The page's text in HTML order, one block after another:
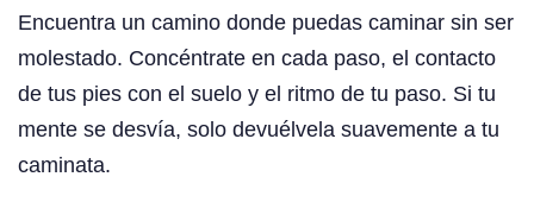
Encuentra un camino donde puedas caminar sin ser
molestado. Concéntrate en cada paso, el contacto
de tus pies con el suelo y el ritmo de tu paso. Si tu
mente se desvía, solo devuélvela suavemente a tu
caminata.